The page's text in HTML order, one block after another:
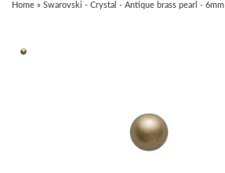
Home » Swarovski - Crystal - Antique brass pearl - 6mm